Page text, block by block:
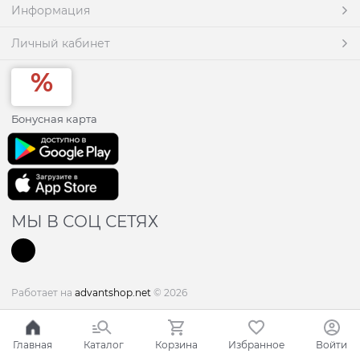
Информация
Личный кабинет
Бонусная карта
МЫ В СОЦ СЕТЯХ
Работает на advantshop.net © 2026
Главная Каталог Корзина Избранное Войти